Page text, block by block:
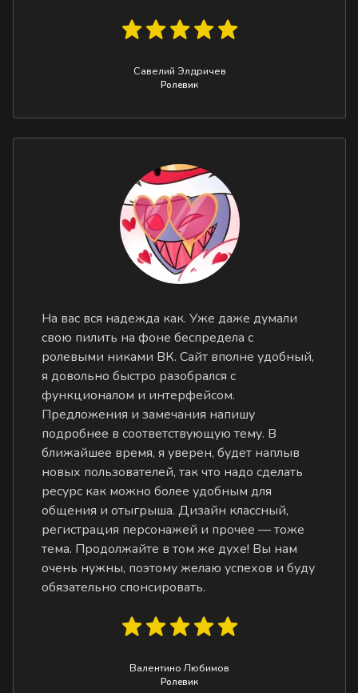
Савелий Элдричев
Ролевик
На вас вся надежда как. Уже даже думали
свою пилить на фоне беспредела с
ролевыми никами ВК. Сайт вполне удобный,
я довольно быстро разобрался с
функционалом и интерфейсом.
Предложения и замечания напишу
подробнее в соответствующую тему. В
ближайшее время, я уверен, будет наплыв
новых пользователей, так что надо сделать
ресурс как можно более удобным для
общения и отыгрыша. Дизайн классный,
регистрация персонажей и прочее — тоже
тема. Продолжайте в том же духе! Вы нам
очень нужны, поэтому желаю успехов и буду
обязательно спонсировать.
Валентино Любимов
Ролевик